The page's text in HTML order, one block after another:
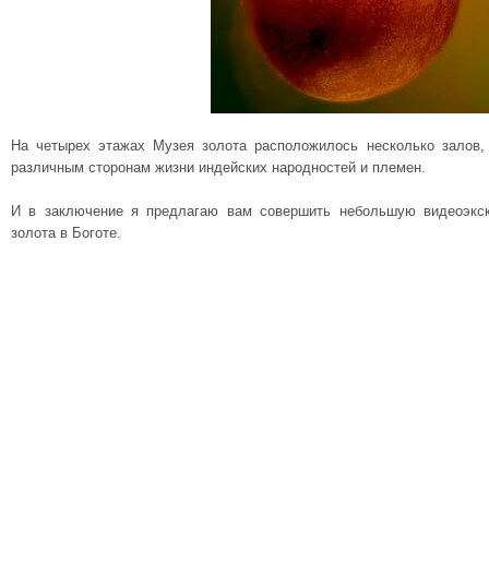
На четырех этажах Музея золота расположилось несколько
различным сторонам жизни индейских народностей и племен.
И в заключение я предлагаю вам совершить небольшую
золота в Боготе.